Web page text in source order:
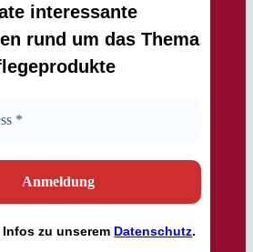
interessante
rund um das Thema
Infos zu unserem Datenschutz.